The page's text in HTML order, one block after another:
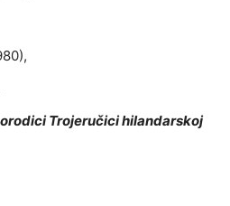
Trojeručici hilandarskoj